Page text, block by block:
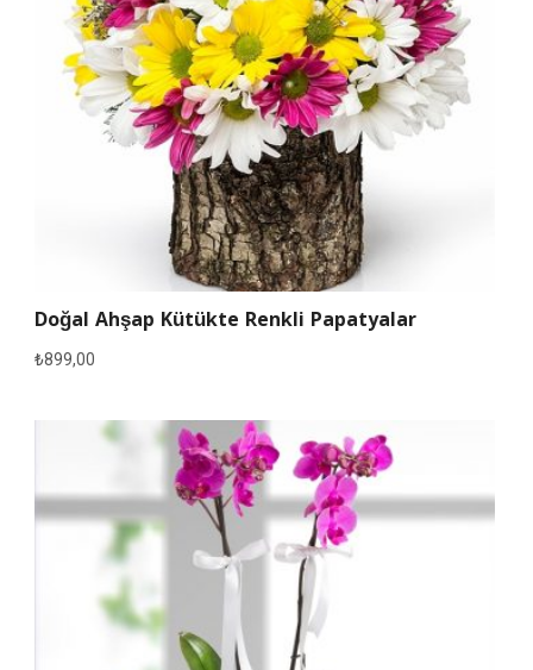
Doğal Ahşap Kütükte Renkli Papatyalar
₺899,00